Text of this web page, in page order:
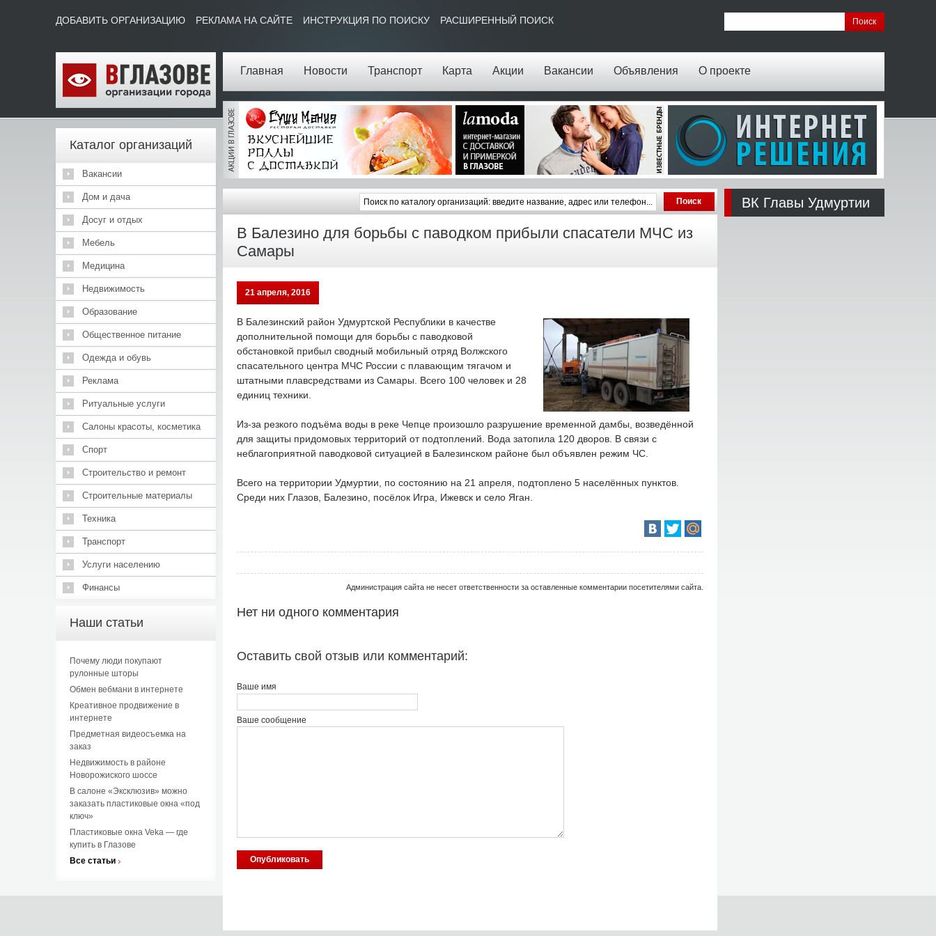
Главная Новости Транспорт Карта Акции Вакансии Объявления О проекте
ДОБАВИТЬ ОРГАНИЗАЦИЮ РЕКЛАМА НА САЙТЕ ИНСТРУКЦИЯ ПО ПОИСКУ РАСШИРЕННЫЙ ПОИСК
Каталог организаций
Вакансии
Дом и дача
Досуг и отдых
Мебель
Медицина
Недвижимость
Образование
Общественное питание
Одежда и обувь
Реклама
Ритуальные услуги
Салоны красоты, косметика
Спорт
Строительство и ремонт
Строительные материалы
Техника
Транспорт
Услуги населению
Финансы
Наши статьи
Почему люди покупают
рулонные шторы
Обмен вебмани в интернете
Креативное продвижение в
интернете
Предметная видеосъемка на
заказ
Недвижимость в районе
Новорожиского шоссе
В салоне «Эксклюзив» можно
заказать пластиковые окна «под
ключ»
Пластиковые окна Veka — где
купить в Глазове
Все статьи
В Балезино для борьбы с паводком прибыли спасатели МЧС из
Самары
21 апреля, 2016
В Балезинский район Удмуртской Республики в качестве
дополнительной помощи для борьбы с паводковой
обстановкой прибыл сводный мобильный отряд Волжского
спасательного центра МЧС России с плавающим тягачом и
штатными плавсредствами из Самары. Всего 100 человек и 28
единиц техники.
Из-за резкого подъёма воды в реке Чепце произошло разрушение временной дамбы, возведённой
для защиты придомовых территорий от подтоплений. Вода затопила 120 дворов. В связи с
неблагоприятной паводковой ситуацией в Балезинском районе был объявлен режим ЧС.
Всего на территории Удмуртии, по состоянию на 21 апреля, подтоплено 5 населённых пунктов.
Среди них Глазов, Балезино, посёлок Игра, Ижевск и село Яган.
Администрация сайта не несет ответственности за оставленные комментарии посетителями сайта.
Нет ни одного комментария
Оставить свой отзыв или комментарий:
Ваше имя
Ваше сообщение
ВК Главы Удмуртии